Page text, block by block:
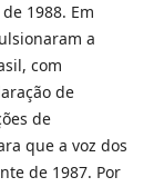
1988. Em
a
com
de
de
que a voz dos
de 1987. Por